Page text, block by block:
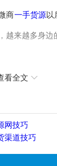
商一手货源以
越来越多身边
详情]
源？现在做
看全文
网技巧
渠道技巧